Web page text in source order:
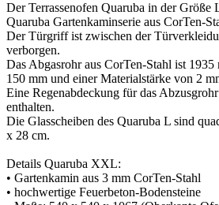
Der Terrassenofen Quaruba in der Größe
Quaruba Gartenkaminserie aus CorTen-
Der Türgriff ist zwischen der
verborgen.
Das Abgasrohr aus CorTen-Stahl ist
150 mm und einer Materialstärke von 2
Eine Regenabdeckung für das
enthalten.
Die Glasscheiben des Quaruba L sind
x 28 cm.
Details Quaruba XXL:
• Gartenkamin aus 3 mm CorTen-Stahl
• hochwertige Feuerbeton-Bodensteine